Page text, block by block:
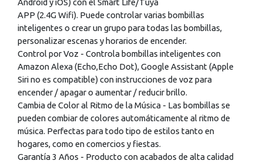
Android y iOS) con el Smart Life/Tuya
APP (2.4G Wifi). Puede controlar varias bombillas
inteligentes o crear un grupo para todas las bombillas,
personalizar escenas y horarios de encender.
Control por Voz - Controla bombillas inteligentes con
Amazon Alexa (Echo,Echo Dot), Google Assistant (Apple
Siri no es compatible) con instrucciones de voz para
encender / apagar o aumentar / reducir brillo.
Cambia de Color al Ritmo de la Música - Las bombillas se
pueden combiar de colores automáticamente al ritmo de
música. Perfectas para todo tipo de estilos tanto en
hogares, como en comercios y fiestas.
Garantía 3 Años - Producto con acabados de alta calidad